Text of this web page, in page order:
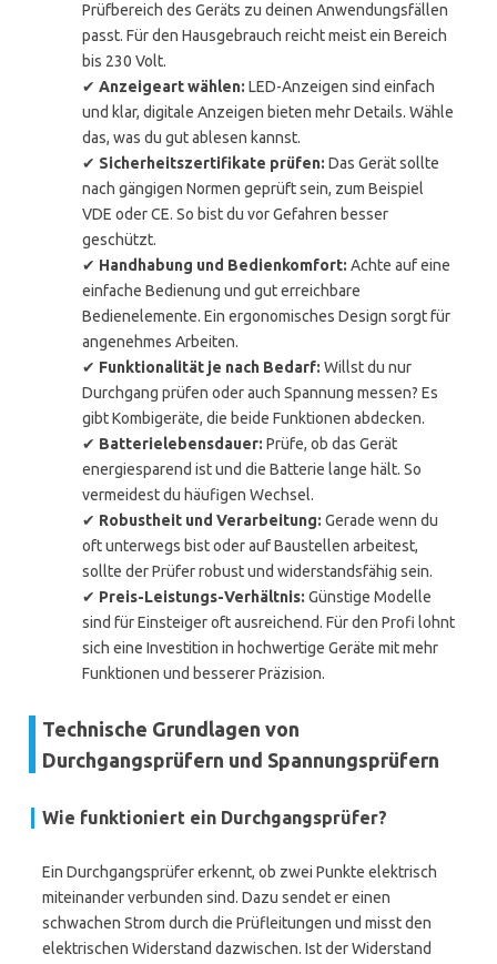
Prüfbereich des Geräts zu deinen Anwendungsfällen
passt. Für den Hausgebrauch reicht meist ein Bereich
bis 230 Volt.
✔ Anzeigeart wählen: LED-Anzeigen sind einfach
und klar, digitale Anzeigen bieten mehr Details. Wähle
das, was du gut ablesen kannst.
✔ Sicherheitszertifikate prüfen: Das Gerät sollte
nach gängigen Normen geprüft sein, zum Beispiel
VDE oder CE. So bist du vor Gefahren besser
geschützt.
✔ Handhabung und Bedienkomfort: Achte auf eine
einfache Bedienung und gut erreichbare
Bedienelemente. Ein ergonomisches Design sorgt für
angenehmes Arbeiten.
✔ Funktionalität je nach Bedarf: Willst du nur
Durchgang prüfen oder auch Spannung messen? Es
gibt Kombigeräte, die beide Funktionen abdecken.
✔ Batterielebensdauer: Prüfe, ob das Gerät
energiesparend ist und die Batterie lange hält. So
vermeidest du häufigen Wechsel.
✔ Robustheit und Verarbeitung: Gerade wenn du
oft unterwegs bist oder auf Baustellen arbeitest,
sollte der Prüfer robust und widerstandsfähig sein.
✔ Preis-Leistungs-Verhältnis: Günstige Modelle
sind für Einsteiger oft ausreichend. Für den Profi lohnt
sich eine Investition in hochwertige Geräte mit mehr
Funktionen und besserer Präzision.
Technische Grundlagen von
Durchgangsprüfern und Spannungsprüfern
Wie funktioniert ein Durchgangsprüfer?
Ein Durchgangsprüfer erkennt, ob zwei Punkte elektrisch
miteinander verbunden sind. Dazu sendet er einen
schwachen Strom durch die Prüfleitungen und misst den
elektrischen Widerstand dazwischen. Ist der Widerstand